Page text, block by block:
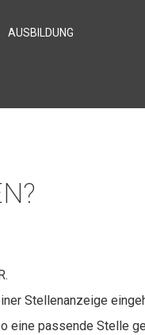
AUSBILDUNG
Stellenanzeige
eine passende Stelle